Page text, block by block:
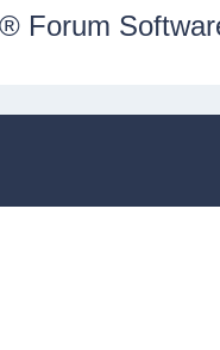
® Forum